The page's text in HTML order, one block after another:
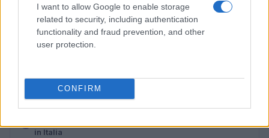
I want to allow Google to enable storage
related to security, including authentication
functionality and fraud prevention, and other
user protection.
CONFIRM
PIÙ LETTI
Previsioni traffico agosto 2026: giorni migliori e
Previsioni meteo per il weekend: alta pressione
africana e rovesci improvvisi
3 in Italia